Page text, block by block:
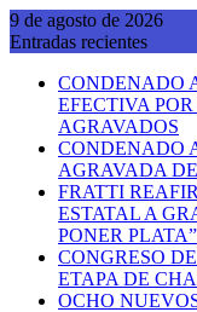
Saltar
al
9 de agosto de 2026
Entradas recientes
CONDENADO
EFECTIVA
AGRAVADOS
CONDENADO
AGRAVADA
FRATTI
ESTATAL A
PONER PLATA”
CONGRESO
ETAPA DE
OCHO